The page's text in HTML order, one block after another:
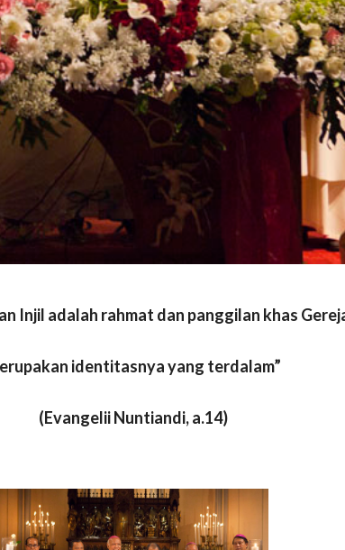
Injil adalah rahmat dan panggilan khas
identitasnya yang terdalam”
(Evangelii Nuntiandi, a.14)